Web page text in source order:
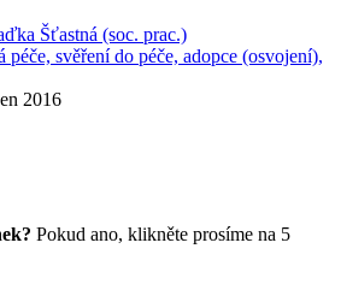
Šťastná (soc. prac.)
péče, svěření do péče, adopce (osvojení),
2016
Pokud ano, klikněte prosíme na 5